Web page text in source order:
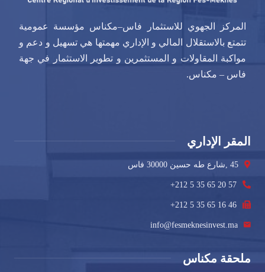
المركز الجهوي للاستثمار فاس–مكناس مؤسسة عمومية
تتمتع بالاستقلال المالي و الإداري مهمتها هي تسهيل و دعم و
مواكبة المقاولات و المستثمرين و تطوير الاستثمار في جهة
فاس – مكناس.
المقر الإداري
45 ,شارع طه حسين 30000 فاس
+212 5 35 65 20 57
+212 5 35 65 16 46
info@fesmeknesinvest.ma
ملحقة مكناس